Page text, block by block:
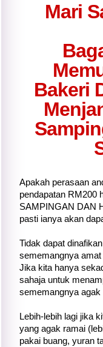
Mari
Bakeri
Apakah perasaan
pendapatan RM200
SAMPINGAN DAN
pasti ianya akan
Tidak dapat
sememangnya amat
Jika kita hanya
sahaja untuk
sememangnya agak
Lebih-lebih lagi jika
yang agak ramai
pakai buang, yuran